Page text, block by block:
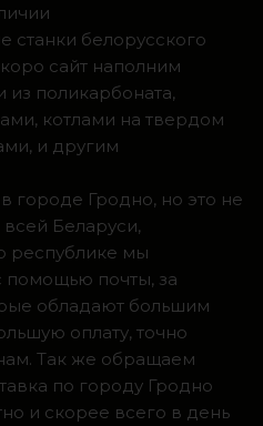
белорусского
сайт наполним
из поликарбоната,
котлами на твердом
и другим
городе Гродно, но это не
Беларуси,
республике мы
помощью почты, за
обладают большим
оплату, точно
Так же обращаем
по городу Гродно
и скорее всего в день